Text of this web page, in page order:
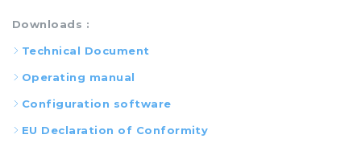
Downloads :
Technical Document
Operating manual
Configuration software
EU Declaration of Conformity